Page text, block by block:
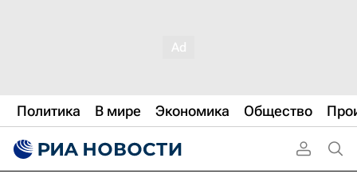
Политика В мире Экономика Общество